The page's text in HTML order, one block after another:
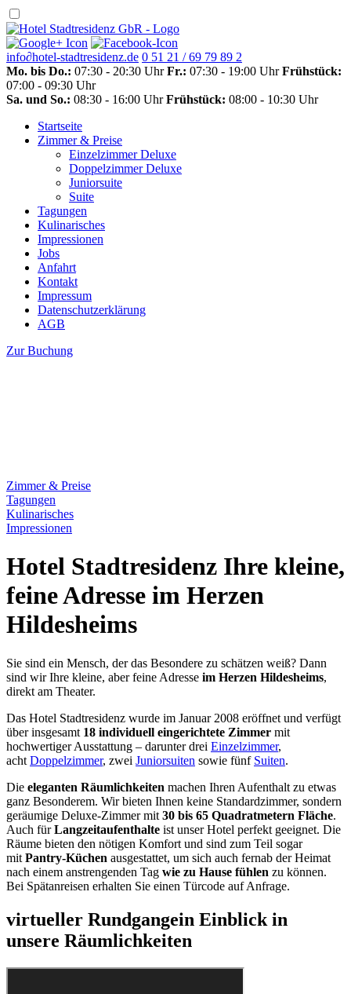
info∂hotel-stadtresidenz.de 0 51 21 / 69 79 89 2
Mo. bis Do.: 07:30 - 20:30 Uhr Fr.: 07:30 - 19:00 Uhr Frühstück:
07:00 - 09:30 Uhr
Sa. und So.: 08:30 - 16:00 Uhr Frühstück: 08:00 - 10:30 Uhr
Startseite
Zimmer & Preise
Einzelzimmer Deluxe
Doppelzimmer Deluxe
Juniorsuite
Suite
Tagungen
Kulinarisches
Impressionen
Jobs
Anfahrt
Kontakt
Impressum
Datenschutzerklärung
AGB
Zur Buchung
Zimmer & Preise
Tagungen
Kulinarisches
Impressionen
Hotel Stadtresidenz Ihre kleine,
feine Adresse im Herzen
Hildesheims
Sie sind ein Mensch, der das Besondere zu schätzen weiß? Dann
sind wir Ihre kleine, aber feine Adresse im Herzen Hildesheims,
direkt am Theater.
Das Hotel Stadtresidenz wurde im Januar 2008 eröffnet und verfügt
über insgesamt 18 individuell eingerichtete Zimmer mit
hochwertiger Ausstattung – darunter drei Einzelzimmer,
acht Doppelzimmer, zwei Juniorsuiten sowie fünf Suiten.
Die eleganten Räumlichkeiten machen Ihren Aufenthalt zu etwas
ganz Besonderem. Wir bieten Ihnen keine Standardzimmer, sondern
geräumige Deluxe-Zimmer mit 30 bis 65 Quadratmetern Fläche.
Auch fürLangzeitaufenthalte ist unser Hotel perfekt geeignet. Die
Räume bieten den nötigen Komfort und sind zum Teil sogar
mit Pantry-Küchen ausgestattet, um sich auch fernab der Heimat
nach einem anstrengenden Tag wie zu Hause fühlen zu können.
Bei Spätanreisen erhalten Sie einen Türcode auf Anfrage.
virtueller Rundgangein Einblick in
unsere Räumlichkeiten